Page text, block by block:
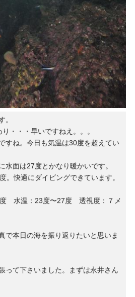
。
・・・早いですねえ。。。
すね。今日も気温は30度を超えてい
水面は27度とかなり暖かいです。
。快適にダイビングできています。
水温：23度〜27度 透視度：７メ
で本日の海を振り返りたいと思いま
って下さいました。まずは永井さん